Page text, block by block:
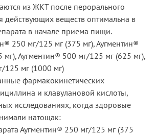
из ЖКТ после перорального
действующих веществ оптимальна в
в начале приема пищи.
250 мг/125 мг (375 мг), Аугментин®
Аугментин® 500 мг/125 мг (625 мг),
125 мг (1000 мг)
фармакокинетических
и клавулановой кислоты,
исследованиях, когда здоровые
натощак:
Аугментин® 250 мг/125 мг (375